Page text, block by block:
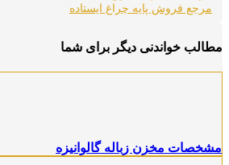
مرجع فروش پایه چراغ ایستاده
خواندنی دیگر برای شما
مشخصات مخزن زباله گالوانیزه